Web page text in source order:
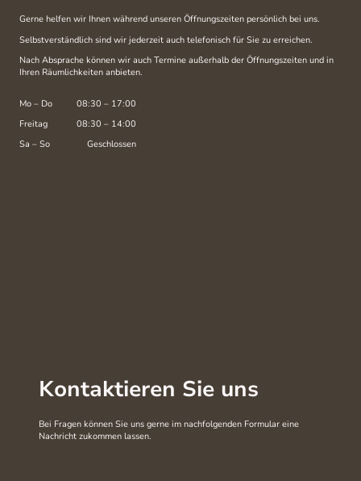
Gerne helfen wir Ihnen während unseren Öffnungszeiten persönlich bei uns.
Selbstverständlich sind wir jederzeit auch telefonisch für Sie zu erreichen.
Nach Absprache können wir auch Termine außerhalb der Öffnungszeiten und in
Ihren Räumlichkeiten anbieten.
Mo – Do 08:30 – 17:00
Freitag
08:30 – 14:00
Sa – So Geschlossen
Kontaktieren Sie uns
Bei Fragen können Sie uns gerne im nachfolgenden Formular eine
Nachricht zukommen lassen.